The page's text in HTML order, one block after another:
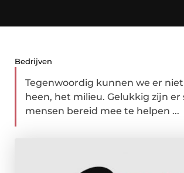
Bedrijven
Tegenwoordig kunnen we er
heen, het milieu. Gelukkig zijn er
mensen bereid mee te helpen ...